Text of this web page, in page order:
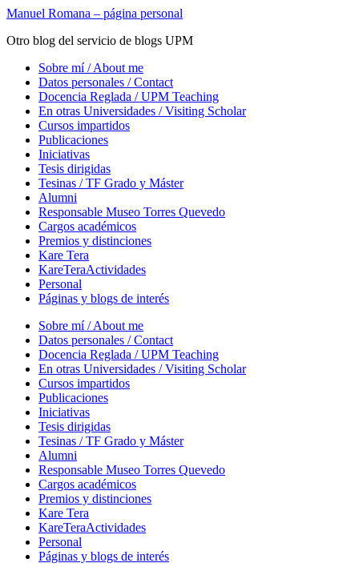
Saltar
contenido
Manuel Romana – página personal
Otro blog del servicio de blogs UPM
Alternar
menú
móvil
Sobre mí / About me
Datos personales / Contact
Docencia Reglada / UPM Teaching
En otras Universidades / Visiting Scholar
Cursos impartidos
Publicaciones
Iniciativas
Tesis dirigidas
Tesinas / TF Grado y Máster
Alumni
Responsable Museo Torres Quevedo
Cargos académicos
Premios y distinciones
Kare Tera
KareTeraActividades
Personal
Páginas y blogs de interés
Sobre mí / About me
Datos personales / Contact
Docencia Reglada / UPM Teaching
En otras Universidades / Visiting Scholar
Cursos impartidos
Publicaciones
Iniciativas
Tesis dirigidas
Tesinas / TF Grado y Máster
Alumni
Responsable Museo Torres Quevedo
Cargos académicos
Premios y distinciones
Kare Tera
KareTeraActividades
Personal
Páginas y blogs de interés